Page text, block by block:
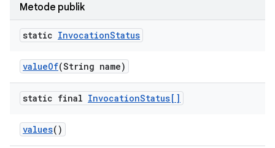
Metode publik
static InvocationStatus
valueOf(String name)
static final InvocationStatus[]
values()